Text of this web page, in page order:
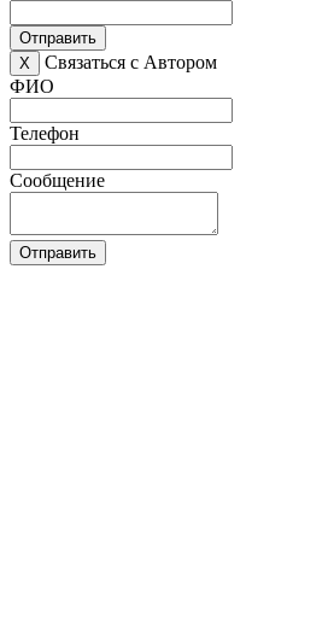
Отправить
X
Связаться с Автором
ФИО
Телефон
Сообщение
Отправить